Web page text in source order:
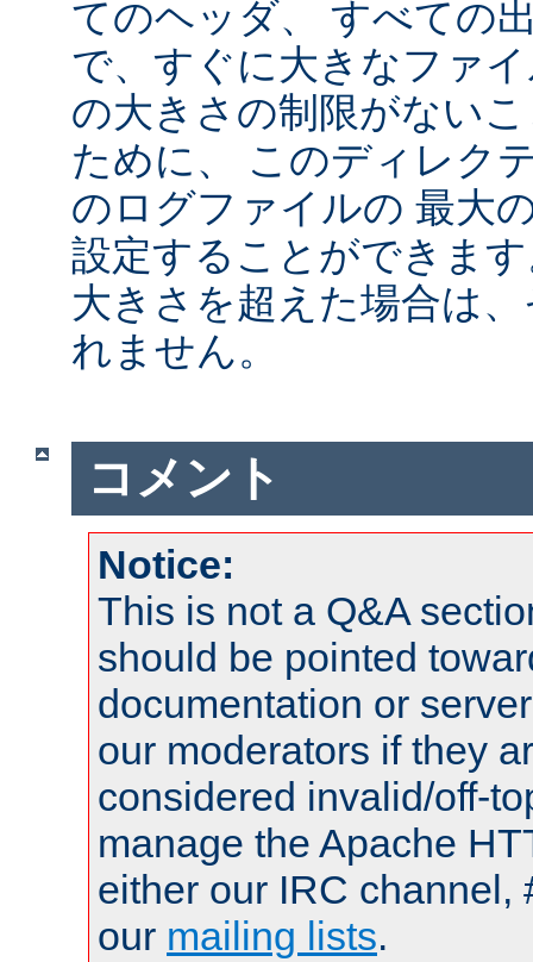
てのヘッダ、 すべての
で、すぐに大きなファ
の大きさの制限がない
ために、 このディレク
のログファイルの 最大
設定することができま
大きさを超えた場合は
れません。
コメント
Notice:
This is not a Q&A
should be pointed
documentation or
our moderators if they
considered invalid/off-
manage the Apache
either our IRC channel,
our mailing lists.